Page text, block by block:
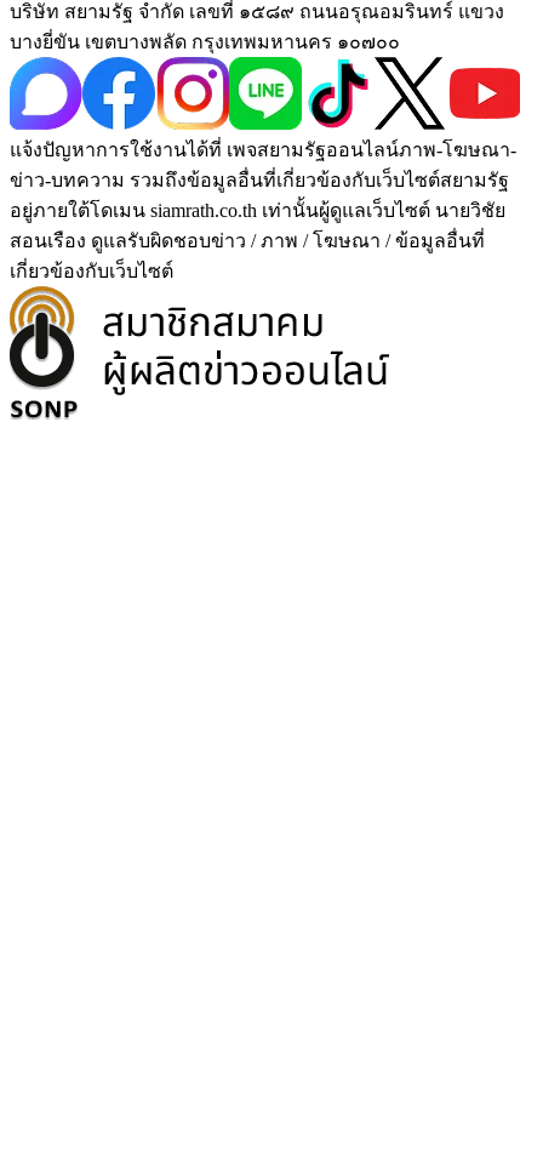
บริษัท สยามรัฐ จำกัด เลขที่ ๑๕๘๙ ถนนอรุณอมรินทร์ แขวง
บางยี่ขัน เขตบางพลัด กรุงเทพมหานคร ๑๐๗๐๐
แจ้งปัญหาการใช้งานได้ที่ เพจสยามรัฐออนไลน์ภาพ-โฆษณา-
ข่าว-บทความ รวมถึงข้อมูลอื่นที่เกี่ยวข้องกับเว็บไซต์สยามรัฐ
อยู่ภายใต้โดเมน siamrath.co.th เท่านั้นผู้ดูแลเว็บไซต์ นายวิชัย
สอนเรือง ดูแลรับผิดชอบข่าว / ภาพ / โฆษณา / ข้อมูลอื่นที่
เกี่ยวข้องกับเว็บไซต์